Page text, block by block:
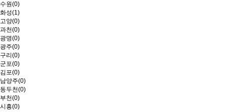
수원(0)
화성(1)
고양(0)
과천(0)
광명(0)
광주(0)
구리(0)
군포(0)
김포(0)
남양주(0)
동두천(0)
부천(0)
시흥(0)